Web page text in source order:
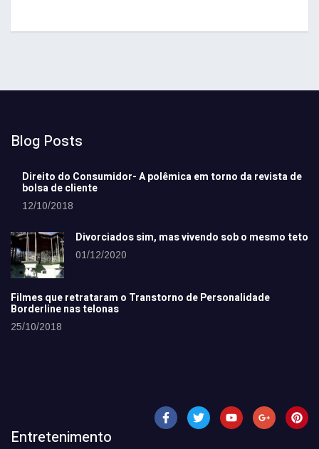
Blog Posts
Direito do Consumidor- A polêmica em torno da revista de
bolsa de cliente
12/10/2018
Divorciados sim, mas vivendo sob o mesmo teto
01/12/2020
Filmes que retrataram o Transtorno de Personalidade
Borderline nas telonas
25/10/2018
Entretenimento